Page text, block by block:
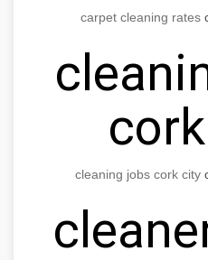
carpet cleaning rates
cleaning jobs cork city